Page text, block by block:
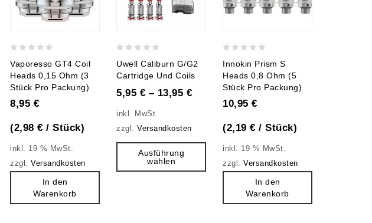
out
of
5
Vaporesso GT4 Coil
Heads 0,15 Ohm (3
Stück Pro Packung)
8,95 €
(2,98 € / Stück)
inkl. 19 % MwSt.
zzgl. Versandkosten
In den
Warenkorb
out
Uwell Caliburn G/G2
Cartridge Und Coils
5,95 € – 13,95 €
inkl. MwSt.
zzgl. Versandkosten
Ausführung
wählen
out
of
5
Innokin Prism S
Heads 0,8 Ohm (5
Stück Pro Packung)
10,95 €
(2,19 € / Stück)
inkl. 19 % MwSt.
zzgl. Versandkosten
In den
Warenkorb